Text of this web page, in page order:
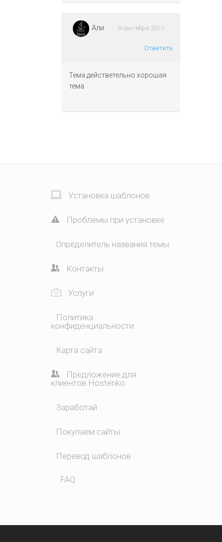
Али 9 сентября 2011
Ответить
Тема действетельно хорошая
тема
Установка шаблонов
Проблемы при установке
Определитель названия темы
Контакты
Услуги
Политика
конфиденциальности
Карта сайта
Предложение для
клиентов Hostenko
Заработай
Покупаем сайты
Перевод шаблонов
FAQ